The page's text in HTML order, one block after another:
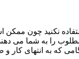
نکنید چون
را به شما می
که به انتهای